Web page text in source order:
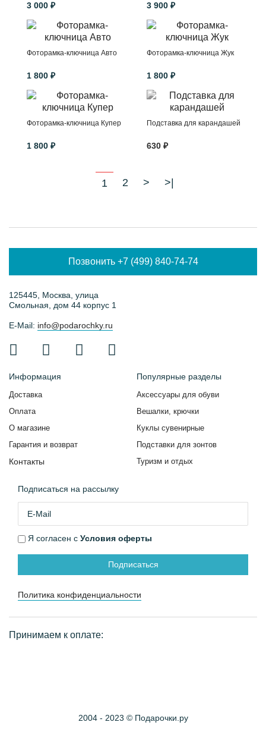
3 000 ₽ 3 900 ₽
Фоторамка-ключница Авто
1 800 ₽
Фоторамка-ключница Жук
1 800 ₽
Фоторамка-ключница Купер
1 800 ₽
Подставка для карандашей
630 ₽
1 2 > >|
Позвонить +7 (499) 840-74-74
125445, Москва, улица
Смольная, дом 44 корпус 1
E-Mail: info@podarochky.ru
Информация
Доставка
Оплата
О магазине
Гарантия и возврат
Контакты
Популярные разделы
Аксессуары для обуви
Вешалки, крючки
Куклы сувенирные
Подставки для зонтов
Туризм и отдых
Подписаться на рассылку
Я согласен с Условия оферты
Подписаться
Политика конфиденциальности
Принимаем к оплате:
2004 - 2023 © Подарочки.ру